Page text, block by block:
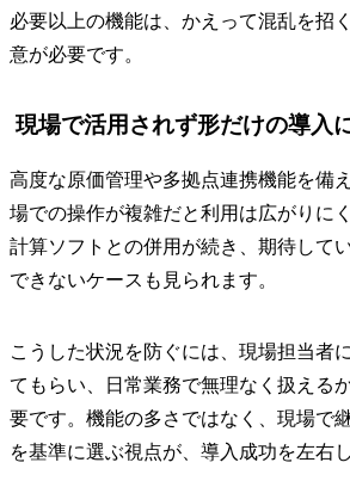
必要以上の機能は、かえって混乱を招
意が必要です。
現場で活用されず形だけの導入
高度な原価管理や多拠点連携機能を備
場での操作が複雑だと利用は広がりに
計算ソフトとの併用が続き、期待して
できないケースも見られます。
こうした状況を防ぐには、現場担当者
てもらい、日常業務で無理なく扱える
要です。機能の多さではなく、現場で
を基準に選ぶ視点が、導入成功を左右し